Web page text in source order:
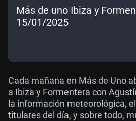
Más de uno Ibiza y
15/01/2025
Cada mañana en Más de Uno
a Ibiza y Formentera con
la información meteorológica,
titulares del día, y sobre todo,